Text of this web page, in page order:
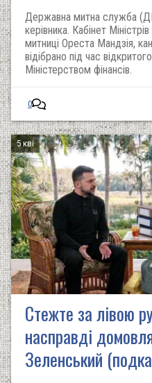
Державна митна служба
керівника. Кабінет
митниці Ореста Мандзія,
відібрано під час
Міністерством фінансів.
0
5 кві
Стежте за лівою
насправді
Зеленський